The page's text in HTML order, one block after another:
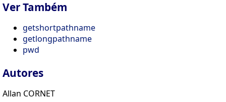
Ver Também
getshortpathname
getlongpathname
pwd
Autores
Allan CORNET